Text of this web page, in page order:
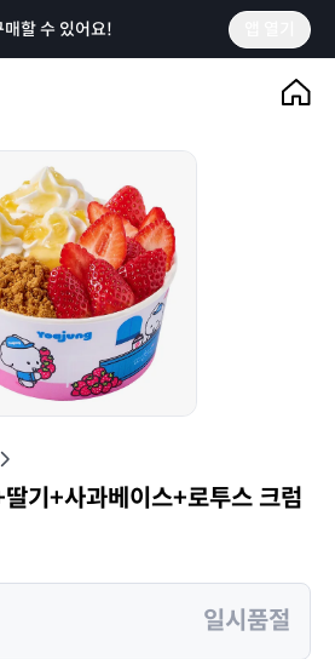
매할 수 있어요!
기+사과베이스+로투스 크럼
일시품절